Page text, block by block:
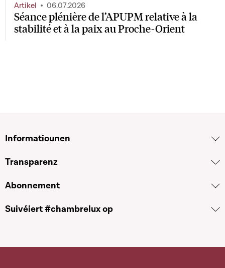
Séance plénière de l’APUPM relative à la
stabilité et à la paix au Proche-Orient
Artikel 06.07.2026
Informatiounen
Transparenz
Abonnement
Suivéiert #chambrelux op